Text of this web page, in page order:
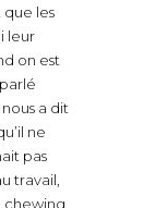
que les
leur
on est
a dit
ne
pas
travail,
chewing